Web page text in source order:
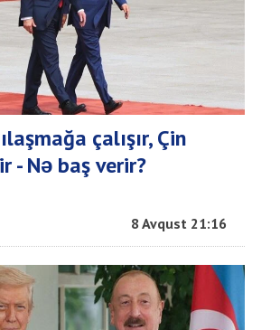
çalışır, Çin
- Nə baş verir?
8 Avqust 21:16